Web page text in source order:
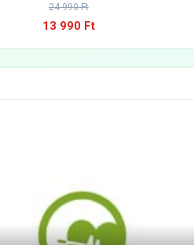
24 990 Ft
13 990 Ft